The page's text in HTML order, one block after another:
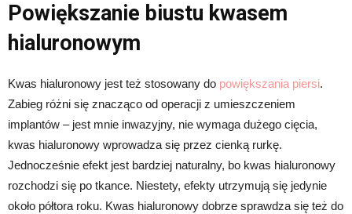
Powiększanie biustu kwasem
hialuronowym
Kwas hialuronowy jest też stosowany do powiększania piersi.
Zabieg różni się znacząco od operacji z umieszczeniem
implantów – jest mnie inwazyjny, nie wymaga dużego cięcia,
kwas hialuronowy wprowadza się przez cienką rurkę.
Jednocześnie efekt jest bardziej naturalny, bo kwas hialuronowy
rozchodzi się po tkance. Niestety, efekty utrzymują się jedynie
około półtora roku. Kwas hialuronowy dobrze sprawdza się też do